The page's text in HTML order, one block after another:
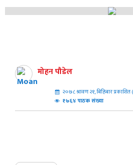
मोहन पौडेल
२०७८ श्रावण २१, बिहिबार प्रकाशित (
१७६४ पाठक संख्या